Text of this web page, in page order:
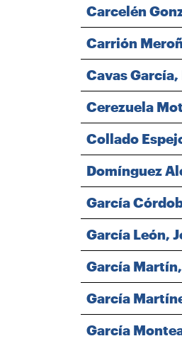
Carcelén
Carrión
Cavas
Cerezuela
Collado
Domínguez
García
García León,
García
García
García